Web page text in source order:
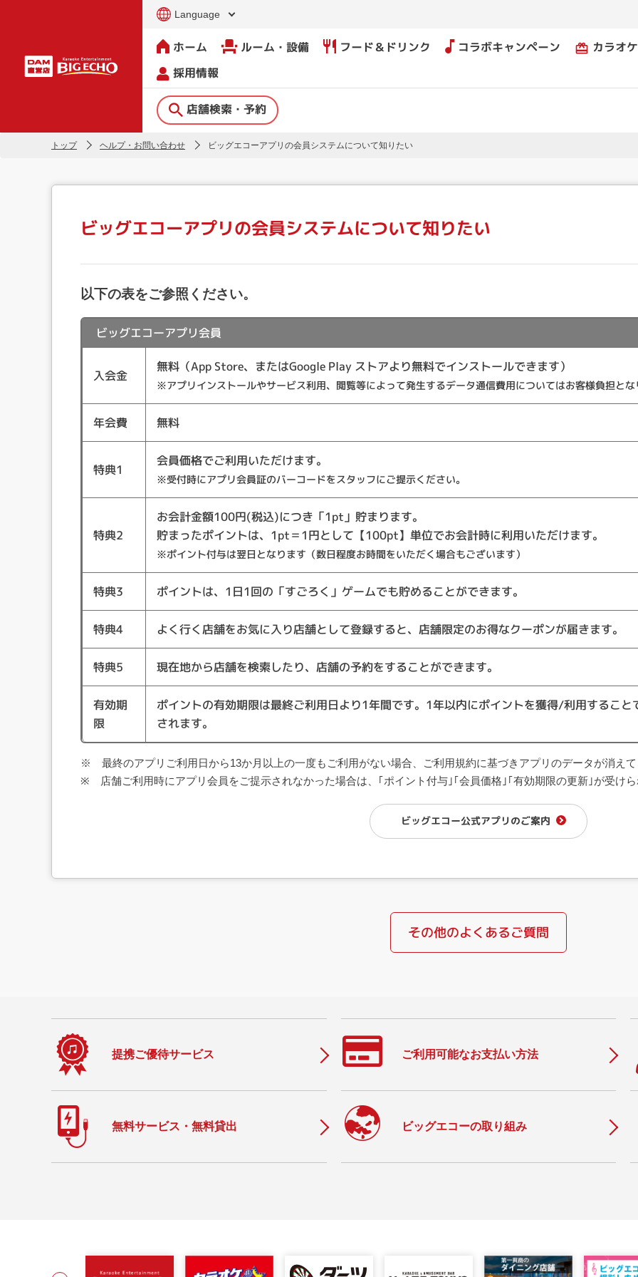
Language
ホーム ルーム・設備 フード＆ドリンク コラボキャンペーン card_giftcard カラオ
採用情報
店舗検索・予約
トップ ヘルプ・お問い合わせ ビッグエコーアプリの会員システムについて知りたい
ビッグエコーアプリの会員システムについて知りたい
以下の表をご参照ください。
ビッグエコーアプリ会員
入会金
無料（App Store、またはGoogle Play ストアより無料でインストールできます）
※アプリインストールやサービス利用、閲覧等によって発生するデータ通信費用についてはお客様負担とな
年会費 無料
特典1
会員価格でご利用いただけます。
※受付時にアプリ会員証のバーコードをスタッフにご提示ください。
特典2
お会計金額100円(税込)につき「1pt」貯まります。
貯まったポイントは、1pt＝1円として【100pt】単位でお会計時に利用いただけます。
※ポイント付与は翌日となります（数日程度お時間をいただく場合もございます）
特典3 ポイントは、1日1回の「すごろく」ゲームでも貯めることができます。
特典4 よく行く店舗をお気に入り店舗として登録すると、店舗限定のお得なクーポンが届きます。
特典5 現在地から店舗を検索したり、店舗の予約をすることができます。
有効期
限
ポイントの有効期限は最終ご利用日より1年間です。1年以内にポイントを獲得/利用するこ
されます。
※ 最終のアプリご利用日から13か月以上の一度もご利用がない場合、ご利用規約に基づきアプリのデータが消え
※ 店舗ご利用時にアプリ会員をご提示されなかった場合は、｢ポイント付与｣｢会員価格｣｢有効期限の更新｣が受け
ビッグエコー公式アプリのご案内
その他のよくあるご質問
提携ご優待サービス ご利用可能なお支払い方法
無料サービス・無料貸出 ビッグエコーの取り組み